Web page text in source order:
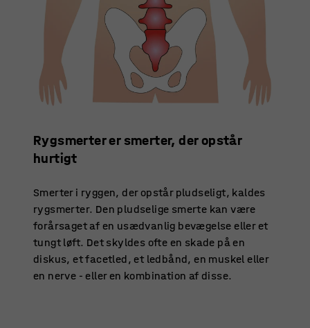
Rygsmerter er smerter, der opstår
hurtigt
Smerter i ryggen, der opstår pludseligt, kaldes
rygsmerter. Den pludselige smerte kan være
forårsaget af en usædvanlig bevægelse eller et
tungt løft. Det skyldes ofte en skade på en
diskus, et facetled, et ledbånd, en muskel eller
en nerve - eller en kombination af disse.